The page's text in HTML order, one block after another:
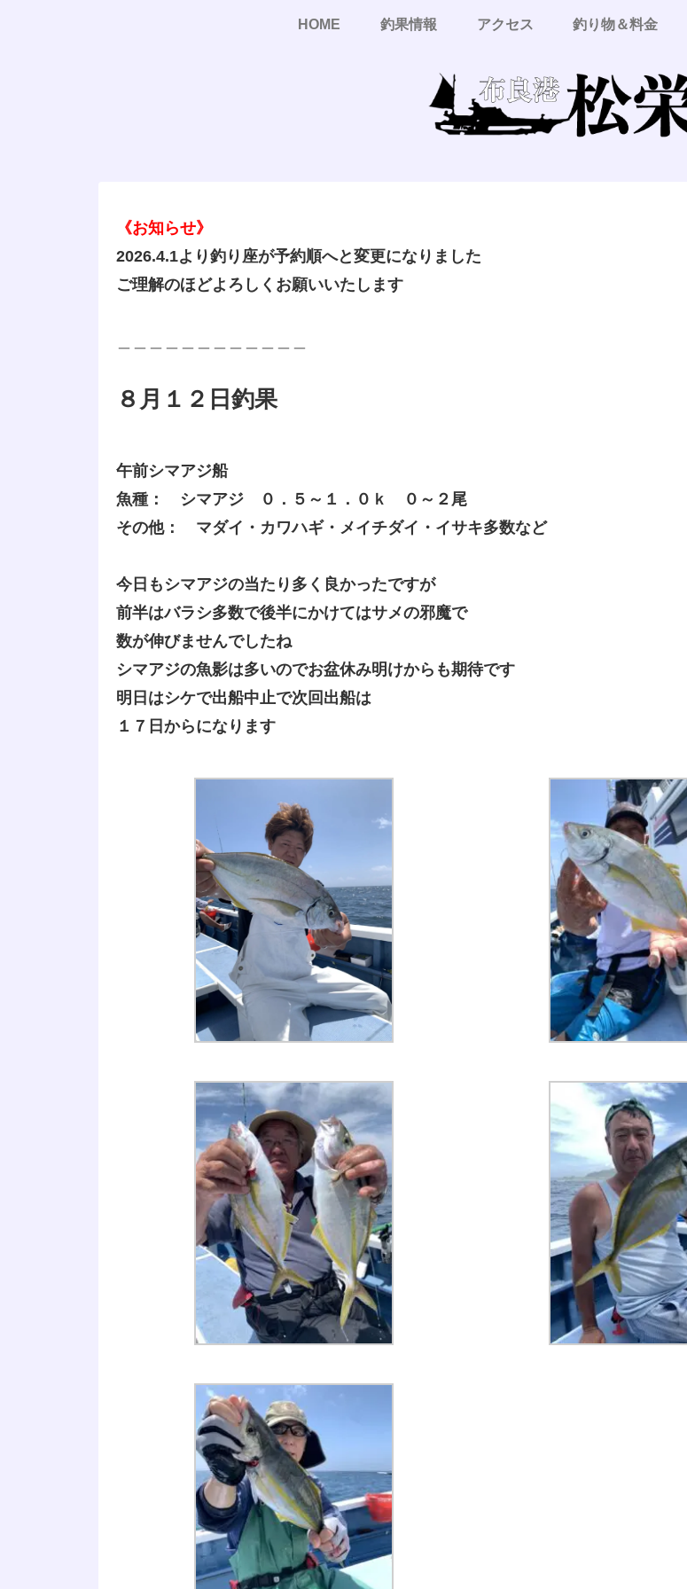
HOME 釣果情報 アクセス 釣り物＆料金
《お知らせ》
2026.4.1より釣り座が予約順へと変更になりました
ご理解のほどよろしくお願いいたします
８月１２日釣果
午前シマアジ船
魚種： シマアジ ０．５～１．０ｋ ０～２尾
その他： マダイ・カワハギ・メイチダイ・イサキ多数など
今日もシマアジの当たり多く良かったですが
前半はバラシ多数で後半にかけてはサメの邪魔で
数が伸びませんでしたね
シマアジの魚影は多いのでお盆休み明けからも期待です
明日はシケで出船中止で次回出船は
１７日からになります